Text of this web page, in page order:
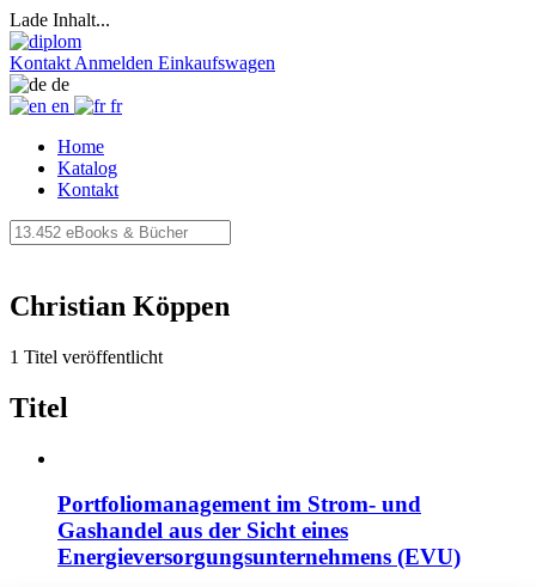
Lade Inhalt...
Kontakt Anmelden Einkaufswagen
de
en
fr
Home
Katalog
Kontakt
Christian Köppen
1 Titel veröffentlicht
Titel
Portfoliomanagement im Strom- und
Gashandel aus der Sicht eines
Energieversorgungsunternehmens (EVU)